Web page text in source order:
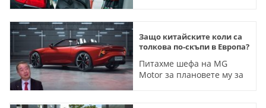
Защо китайските коли са
толкова по-скъпи в Европа?
Питахме шефа на MG
Motor за плановете му за